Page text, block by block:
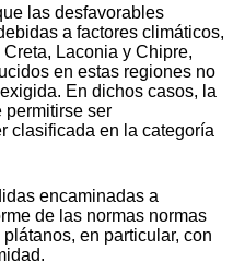
las desfavorables
a factores climáticos,
Laconia y Chipre,
en estas regiones no
En dichos casos, la
permitirse ser
clasificada en la categoría
encaminadas a
de las normas normas
en particular, con